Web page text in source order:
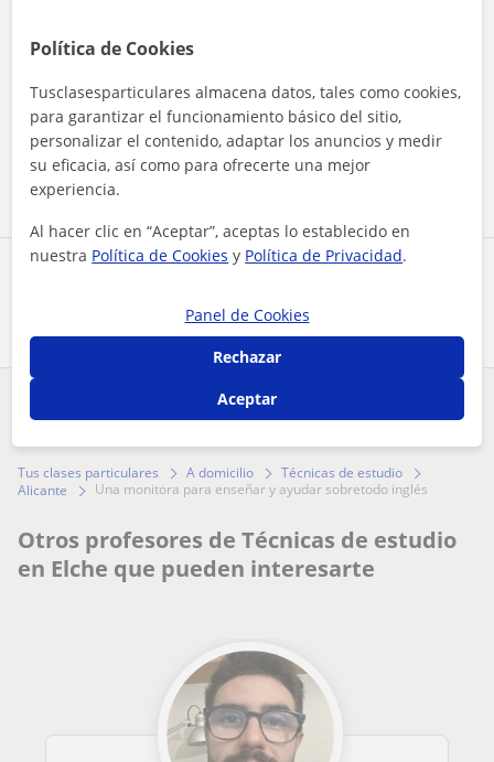
Al hacer clic, aceptas nuestroaviso legaly deprivacidad
Contactar ahora
¿Hay algún error en este perfil?Cuéntanos
Tus clases particulares A domicilio
Técnicas de estudio
Alicante
una monitora para enseñar y ayudar sobretodo inglés
Otros profesores de Técnicas de estudio
en Elche que pueden interesarte
Política de Cookies
Tusclasesparticulares almacena datos, tales como cookies,
para garantizar el funcionamiento básico del sitio,
personalizar el contenido, adaptar los anuncios y medir
su eficacia, así como para ofrecerte una mejor
experiencia.
Al hacer clic en “Aceptar”, aceptas lo establecido en
nuestra Política de Cookies y Política de Privacidad.
Panel de Cookies
Rechazar
Aceptar